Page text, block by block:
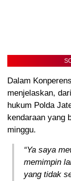
Dalam
menjelaskan,
hukum Polda
kendaraan yang
minggu.
“Ya saya
memimpin
yang tidak